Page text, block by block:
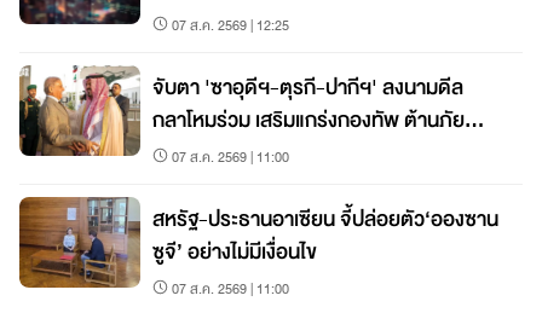
07 ส.ค. 2569 | 12:25
จับตา 'ซาอุดีฯ-ตุรกี-ปากีฯ' ลงนามดีล
กลาโหมร่วม เสริมแกร่งกองทัพ ต้านภัย
คุกคาม
07 ส.ค. 2569 | 11:00
สหรัฐ-ประธานอาเซียน จี้ปล่อยตัว‘อองซาน
ซูจี’ อย่างไม่มีเงื่อนไข
07 ส.ค. 2569 | 11:00